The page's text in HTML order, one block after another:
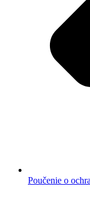
Poučenie o